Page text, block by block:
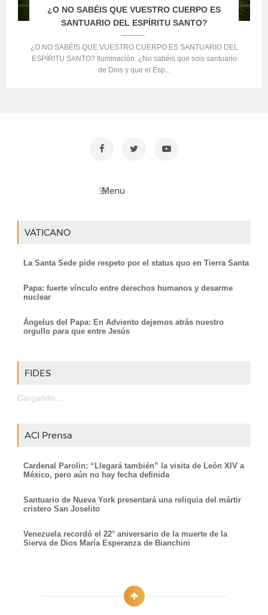
¿O NO SABÉIS QUE VUESTRO CUERPO ES
SANTUARIO DEL ESPÍRITU SANTO?
¿O NO SABÉIS QUE VUESTRO CUERPO ES SANTUARIO DEL
ESPÍRITU SANTO? Iluminación. ¿No sabéis que sois santuario
de Dios y que el Esp...
VATICANO
La Santa Sede pide respeto por el status quo en Tierra Santa
Papa: fuerte vínculo entre derechos humanos y desarme
nuclear
Ángelus del Papa: En Adviento dejemos atrás nuestro
orgullo para que entre Jesús
FIDES
Cargando...
ACI Prensa
Cardenal Parolin: “Llegará también” la visita de León XIV a
México, pero aún no hay fecha definida
Santuario de Nueva York presentará una reliquia del mártir
cristero San Joselito
Venezuela recordó el 22° aniversario de la muerte de la
Sierva de Dios María Esperanza de Bianchini